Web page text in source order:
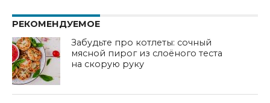
РЕКОМЕНДУЕМОЕ
Забудьте про котлеты: сочный
мясной пирог из слоёного теста
на скорую руку